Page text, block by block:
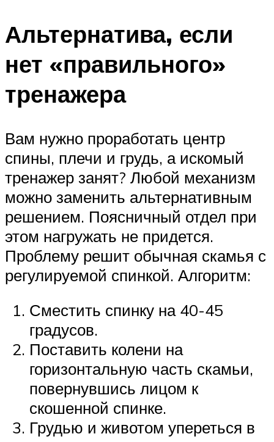
Альтернатива, если
нет «правильного»
тренажера
Вам нужно проработать центр
спины, плечи и грудь, а искомый
тренажер занят? Любой механизм
можно заменить альтернативным
решением. Поясничный отдел при
этом нагружать не придется.
Проблему решит обычная скамья с
регулируемой спинкой. Алгоритм:
Сместить спинку на 40-45
градусов.
Поставить колени на
горизонтальную часть скамьи,
повернувшись лицом к
скошенной спинке.
Грудью и животом упереться в